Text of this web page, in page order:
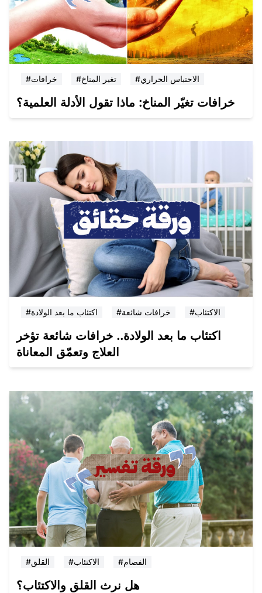
#خرافات #تغير المناخ #الاحتباس الحراري
خرافات تغيّر المناخ: ماذا تقول الأدلة العلمية؟
#اكتئاب ما بعد الولادة #خرافات شائعة #الاكتئاب
اكتئاب ما بعد الولادة.. خرافات شائعة تؤخر
العلاج وتعمّق المعاناة
#القلق #الاكتئاب #الفصام
هل نرث القلق والاكتئاب؟